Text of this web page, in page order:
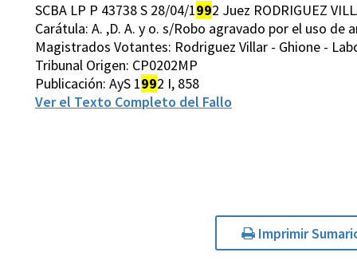
SCBA LP P 43738 S 28/04/1992 Juez RODRIGUEZ
Carátula: A. ,D. A. y o. s/Robo agravado por el uso de
Magistrados Votantes: Rodriguez Villar - Ghione -
Tribunal Origen: CP0202MP
Publicación: AyS 1992 I, 858
Ver el Texto Completo del Fallo
Imprimir